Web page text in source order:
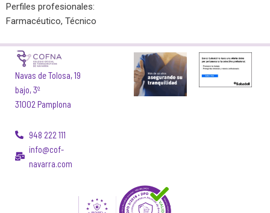
Perfiles profesionales:
Farmacéutico, Técnico
Navas de Tolosa, 19
bajo, 3º
31002 Pamplona
948 222 111
info@cof-
navarra.com